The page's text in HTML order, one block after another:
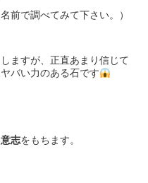
前で調べてみて下さい。）
ますが、正直あまり信じて
バい力のある石です
意志をもちます。